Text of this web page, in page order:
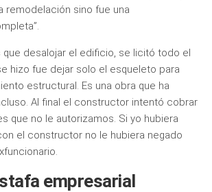
remodelación sino fue una
que desalojar el edificio, se licitó todo el
hizo fue dejar solo el esqueleto para
estructural. Es una obra que ha
Al final el constructor intentó cobrar
que no le autorizamos. Si yo hubiera
el constructor no le hubiera negado
empresarial